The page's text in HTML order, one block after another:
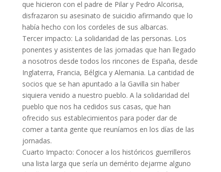
que hicieron con el padre de Pilar y Pedro Alcorisa,
disfrazaron su asesinato de suicidio afirmando que lo
había hecho con los cordeles de sus albarcas.
Tercer impacto: La solidaridad de las personas. Los
ponentes y asistentes de las jornadas que han llegado
a nosotros desde todos los rincones de España, desde
Inglaterra, Francia, Bélgica y Alemania. La cantidad de
socios que se han apuntado a la Gavilla sin haber
siquiera venido a nuestro pueblo. A la solidaridad del
pueblo que nos ha cedidos sus casas, que han
ofrecido sus establecimientos para poder dar de
comer a tanta gente que reuníamos en los días de las
jornadas.
Cuarto Impacto: Conocer a los históricos guerrilleros
una lista larga que sería un demérito dejarme alguno